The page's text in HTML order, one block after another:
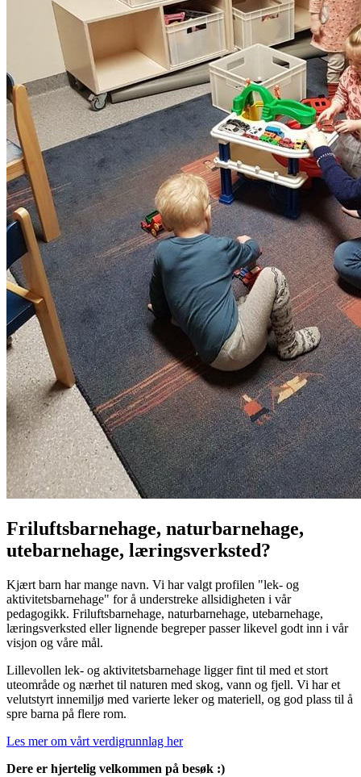
Friluftsbarnehage, naturbarnehage,
utebarnehage, læringsverksted?
Kjært barn har mange navn. Vi har valgt profilen "lek- og
aktivitetsbarnehage" for å understreke allsidigheten i vår
pedagogikk. Friluftsbarnehage, naturbarnehage, utebarnehage,
læringsverksted eller lignende begreper passer likevel godt inn i vår
visjon og våre mål.
Lillevollen lek- og aktivitetsbarnehage ligger fint til med et stort
uteområde og nærhet til naturen med skog, vann og fjell. Vi har et
velutstyrt innemiljø med varierte leker og materiell, og god plass til å
spre barna på flere rom.
Les mer om vårt verdigrunnlag her
Dere er hjertelig velkommen på besøk :)